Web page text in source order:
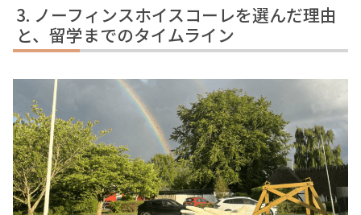
ノーフィンスホイスコーレを選んだ理由
と、留学までのタイムライン